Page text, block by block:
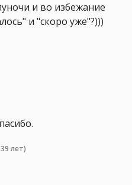
и во избежание
и "скоро уже"?)))
лет)